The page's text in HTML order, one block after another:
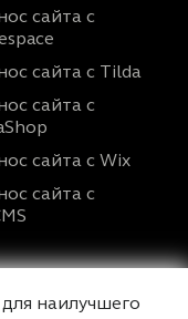
сайта с
сайта с Tilda
сайта с
сайта с Wix
сайта с
наилучшего